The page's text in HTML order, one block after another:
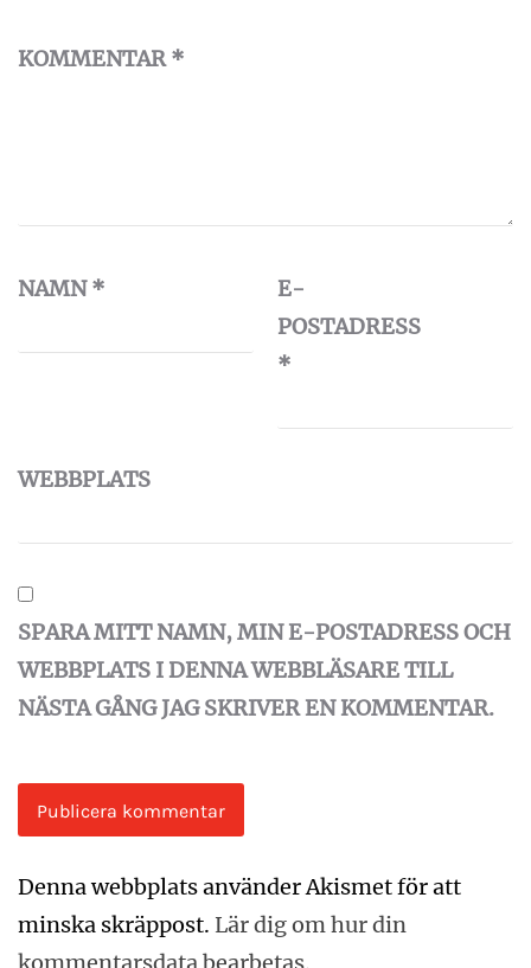
KOMMENTAR*
NAMN*
E-
POSTADRESS
*
WEBBPLATS
SPARA MITT NAMN, MIN E-POSTADRESS OCH
WEBBPLATS I DENNA WEBBLÄSARE TILL
NÄSTA GÅNG JAG SKRIVER EN KOMMENTAR.
Denna webbplats använder Akismet för att
minska skräppost. Lär dig om hur din